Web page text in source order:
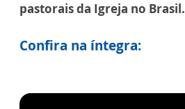
pastorais da Igreja no Brasil.
Confira na íntegra: